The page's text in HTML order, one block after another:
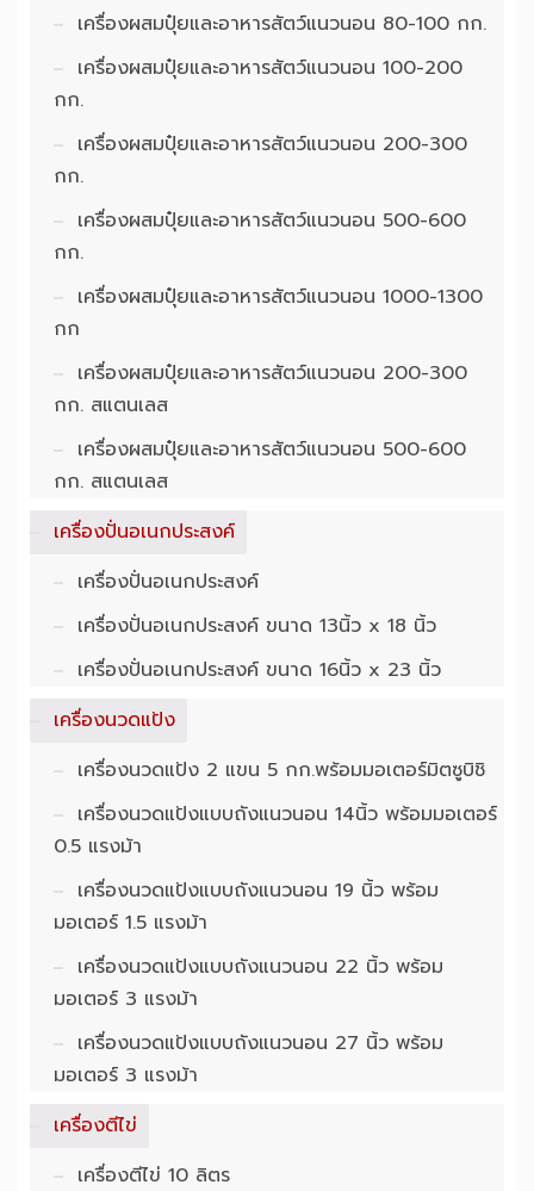
เครื่องผสมปุ๋ยและอาหารสัตว์แนวนอน 80-100 กก.
เครื่องผสมปุ๋ยและอาหารสัตว์แนวนอน 100-200
กก.
เครื่องผสมปุ๋ยและอาหารสัตว์แนวนอน 200-300
กก.
เครื่องผสมปุ๋ยและอาหารสัตว์แนวนอน 500-600
กก.
เครื่องผสมปุ๋ยและอาหารสัตว์แนวนอน 1000-1300
กก
เครื่องผสมปุ๋ยและอาหารสัตว์แนวนอน 200-300
กก. สแตนเลส
เครื่องผสมปุ๋ยและอาหารสัตว์แนวนอน 500-600
กก. สแตนเลส
เครื่องปั่นอเนกประสงค์
เครื่องปั่นอเนกประสงค์
เครื่องปั่นอเนกประสงค์ ขนาด 13นิ้ว x 18 นิ้ว
เครื่องปั่นอเนกประสงค์ ขนาด 16นิ้ว x 23 นิ้ว
เครื่องนวดแป้ง
เครื่องนวดแป้ง 2 แขน 5 กก.พร้อมมอเตอร์มิตซูบิชิ
เครื่องนวดแป้งแบบถังแนวนอน 14นิ้ว พร้อมมอเตอร์
0.5 แรงม้า
เครื่องนวดแป้งแบบถังแนวนอน 19 นิ้ว พร้อม
มอเตอร์ 1.5 แรงม้า
เครื่องนวดแป้งแบบถังแนวนอน 22 นิ้ว พร้อม
มอเตอร์ 3 แรงม้า
เครื่องนวดแป้งแบบถังแนวนอน 27 นิ้ว พร้อม
มอเตอร์ 3 แรงม้า
เครื่องตีไข่
เครื่องตีไข่ 10 ลิตร